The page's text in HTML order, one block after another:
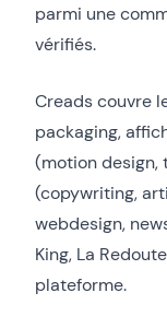
parmi une
vérifiés.
Creads couvre
packaging,
(motion design,
(copywriting,
webdesign,
King, La
plateforme.